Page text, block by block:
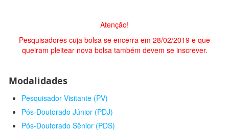
Atenção!
Pesquisadores cuja bolsa se encerra em 28/02/2019 e que
queiram pleitear nova bolsa também devem se inscrever.
Modalidades
Pesquisador Visitante (PV)
Pós-Doutorado Júnior (PDJ)
Pós-Doutorado Sênior (PDS)